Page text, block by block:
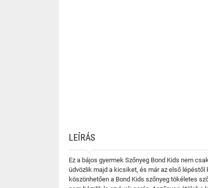
LEÍRÁS
Ez a bájos gyermek Szőnyeg Bond Kids nem
üdvözlik majd a kicsiket, és már az első
köszönhetően a Bond Kids szőnyeg tökéletes